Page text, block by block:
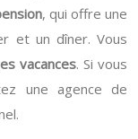
, qui offre une
et un dîner. Vous
vacances. Si vous
une agence de